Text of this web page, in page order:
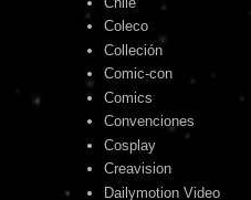
Coleco
Colleción
Comic-con
Comics
Convenciones
Cosplay
Creavision
Dailymotion Video